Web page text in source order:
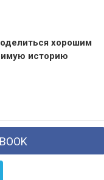
хорошим
историю